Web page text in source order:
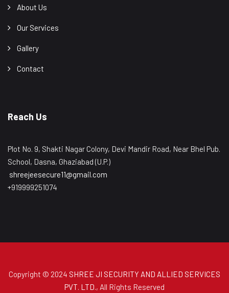
About Us
Our Services
Gallery
Contact
Reach Us
Plot No. 9, Shakti Nagar Colony, Devi Mandir Road, Near Bhel Pub.
School, Dasna, Ghaziabad (U.P.)
shreejeesecure11@gmail.com
+919999251074
Copyright © 2024 SHREE JI SECURITY AND ALLIED SERVICES
PVT. LTD., All Rights Reserved